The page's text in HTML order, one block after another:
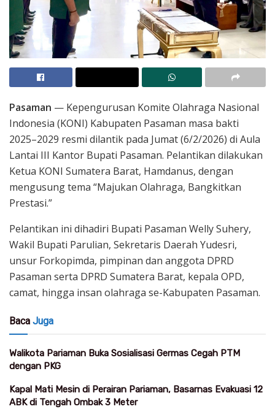
Pasaman — Kepengurusan Komite Olahraga Nasional
Indonesia (KONI) Kabupaten Pasaman masa bakti
2025–2029 resmi dilantik pada Jumat (6/2/2026) di Aula
Lantai III Kantor Bupati Pasaman. Pelantikan dilakukan
Ketua KONI Sumatera Barat, Hamdanus, dengan
mengusung tema “Majukan Olahraga, Bangkitkan
Prestasi.”
Pelantikan ini dihadiri Bupati Pasaman Welly Suhery,
Wakil Bupati Parulian, Sekretaris Daerah Yudesri,
unsur Forkopimda, pimpinan dan anggota DPRD
Pasaman serta DPRD Sumatera Barat, kepala OPD,
camat, hingga insan olahraga se-Kabupaten Pasaman.
Baca Juga
Walikota Pariaman Buka Sosialisasi Germas Cegah PTM
dengan PKG
Kapal Mati Mesin di Perairan Pariaman, Basarnas Evakuasi 12
ABK di Tengah Ombak 3 Meter